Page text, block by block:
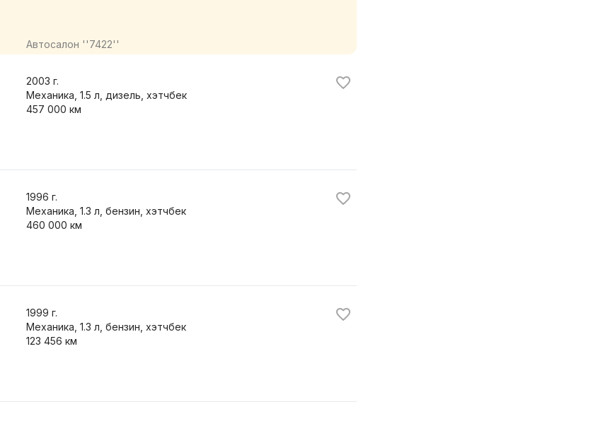
Автосалон ''7422''
2003 г.
Механика, 1.5 л, дизель, хэтчбек
457 000 км
1996 г.
Механика, 1.3 л, бензин, хэтчбек
460 000 км
1999 г.
Механика, 1.3 л, бензин, хэтчбек
123 456 км